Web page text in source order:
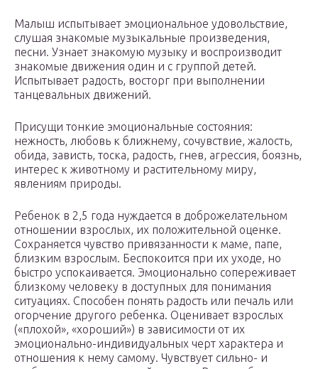
Малыш испытывает эмоциональное удовольствие,
слушая знакомые музыкальные произведения,
песни. Узнает знакомую музыку и воспроизводит
знакомые движения один и с группой детей.
Испытывает радость, восторг при выполнении
танцевальных движений.
Присущи тонкие эмоциональные состояния:
нежность, любовь к ближнему, сочувствие, жалость,
обида, зависть, тоска, радость, гнев, агрессия, боязнь,
интерес к животному и растительному миру,
явлениям природы.
Ребенок в 2,5 года нуждается в доброжелательном
отношении взрослых, их положительной оценке.
Сохраняется чувство привязанности к маме, папе,
близким взрослым. Беспокоится при их уходе, но
быстро успокаивается. Эмоционально сопереживает
близкому человеку в доступных для понимания
ситуациях. Способен понять радость или печаль или
огорчение другого ребенка. Оценивает взрослых
(«плохой», «хороший») в зависимости от их
эмоционально-индивидуальных черт характера и
отношения к нему самому. Чувствует сильно- и